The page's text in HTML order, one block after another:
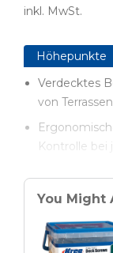
inkl. MwSt.
Höhepunkte
Verdecktes
von
Kontrolle bei
Stufenbohrer
You Might